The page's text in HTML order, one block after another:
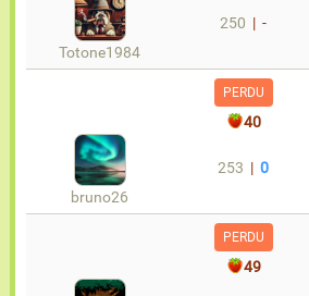
Totone1984
250 | -
PERDU
40
bruno26
253 |0
PERDU
49